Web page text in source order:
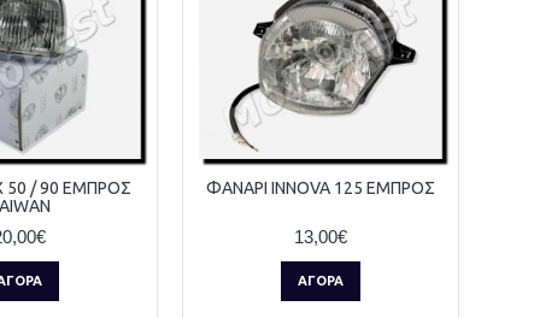
50 / 90 ΕΜΠΡΟΣ
ΦΑΝΑΡΙ INNOVA 125 ΕΜΠΡΟΣ
13,00€
ΑΓΟΡΆ